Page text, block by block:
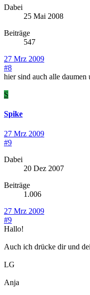
Dabei
25 Mai 2008
Beiträge
547
27 Mrz 2009
#8
hier sind auch alle
S
Spike
27 Mrz 2009
#9
Dabei
20 Dez 2007
Beiträge
1.006
27 Mrz 2009
#9
Hallo!
Auch ich drücke dir und
LG
Anja